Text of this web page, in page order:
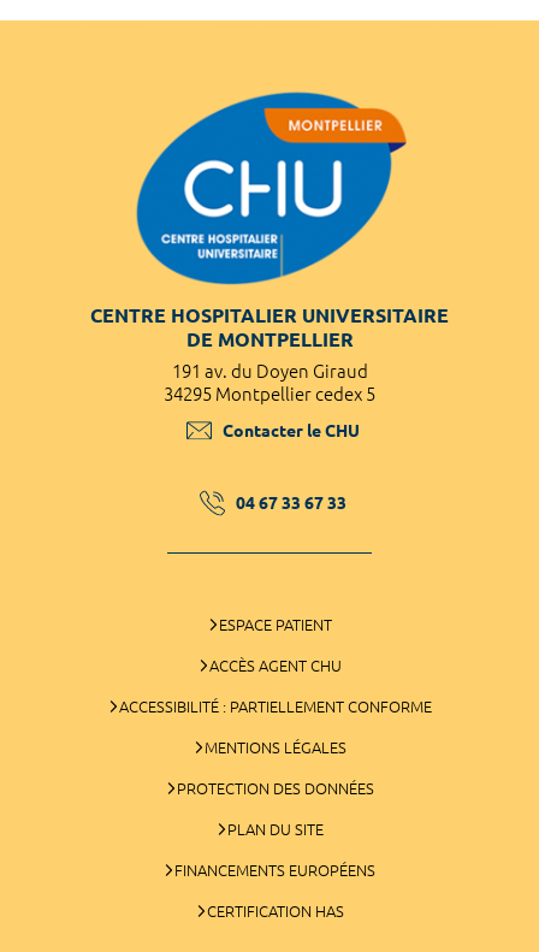
CENTRE HOSPITALIER UNIVERSITAIRE
DE MONTPELLIER
191 av. du Doyen Giraud
34295 Montpellier cedex 5
Contacter le CHU
04 67 33 67 33
ESPACE PATIENT
ACCÈS AGENT CHU
ACCESSIBILITÉ : PARTIELLEMENT CONFORME
MENTIONS LÉGALES
PROTECTION DES DONNÉES
PLAN DU SITE
FINANCEMENTS EUROPÉENS
CERTIFICATION HAS